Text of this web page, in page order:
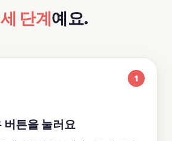
세 단계예요.
1
버튼을 눌러요